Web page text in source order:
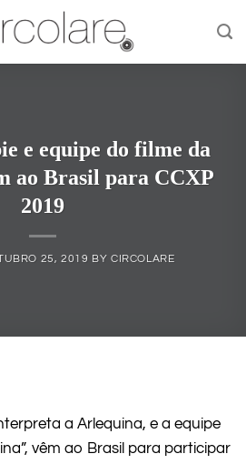
e equipe do filme da
ao Brasil para CCXP
2019
25, 2019 BY CIRCOLARE
a Arlequina, e a equipe
vêm ao Brasil para participar